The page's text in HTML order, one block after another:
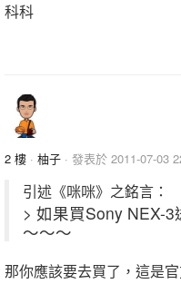
科科
2 樓 · 柚子 · 發表於 2011-07-03
引述《咪咪》之銘言：
> 如果買Sony NEX-
～～～
那你應該要去買了，這是